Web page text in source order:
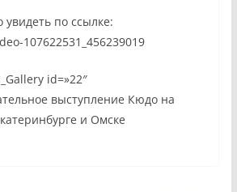
по ссылке:
107622531_456239019
id=»22″
выступление Кюдо на
и Омске